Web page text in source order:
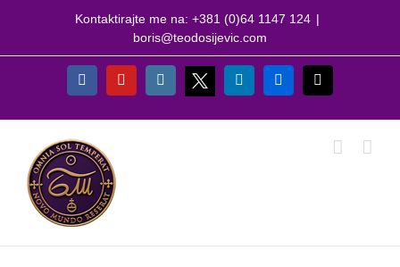
Kontaktirajte me na: +381 (0)64 1147 124 |
boris@teodosijevic.com
FacebookYouTubeInstagram
X LinkedInFlickr